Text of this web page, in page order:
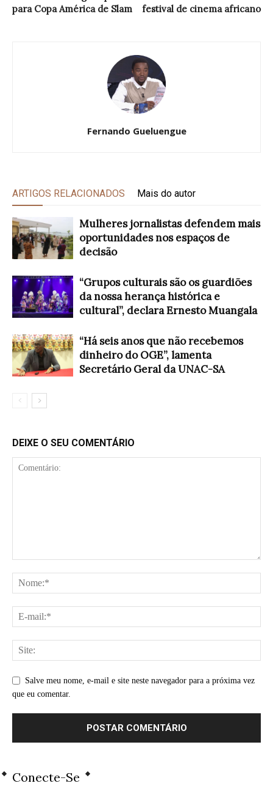
para Copa América de Slam
festival de cinema africano
Fernando Gueluengue
ARTIGOS RELACIONADOS Mais do autor
Mulheres jornalistas defendem mais
oportunidades nos espaços de
decisão
“Grupos culturais são os guardiões
da nossa herança histórica e
cultural”, declara Ernesto Muangala
“Há seis anos que não recebemos
dinheiro do OGE”, lamenta
Secretário Geral da UNAC-SA
DEIXE O SEU COMENTÁRIO
Salve meu nome, e-mail e site neste navegador para a próxima vez
que eu comentar.
Conecte-Se